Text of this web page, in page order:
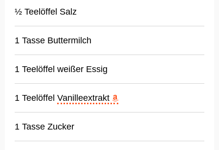
½ Teelöffel Salz
1 Tasse Buttermilch
1 Teelöffel weißer Essig
1 Teelöffel Vanilleextrakt
1 Tasse Zucker